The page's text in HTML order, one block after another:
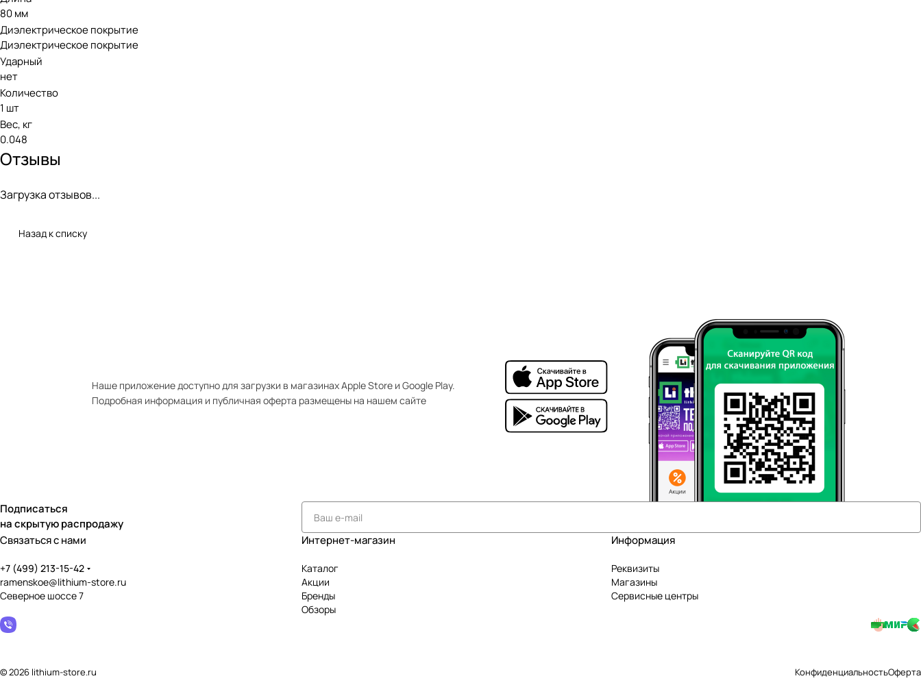
80 мм
Диэлектрическое покрытие
Диэлектрическое покрытие
Ударный
нет
Количество
1 шт
Вес, кг
0.048
Отзывы
Загрузка отзывов...
Назад к списку
Наше приложение доступно для загрузки в магазинах Apple Store и Google Play.
Подробная информация и публичная оферта размещены на нашем сайте
Подписаться
на скрытую распродажу
Связаться с нами
+7 (499) 213-15-42
ramenskoe@lithium-store.ru
Северное шоссе 7
Интернет-магазин
Каталог
Акции
Бренды
Обзоры
Информация
Реквизиты
Магазины
Сервисные центры
© 2026 lithium-store.ru КонфиденциальностьОферта